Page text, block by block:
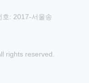
: 2017-서울송
rights reserved.